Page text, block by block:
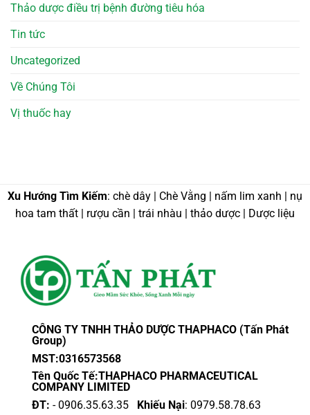
Thảo dược điều trị bệnh đường tiêu hóa
Tin tức
Uncategorized
Về Chúng Tôi
Vị thuốc hay
Xu Hướng Tìm Kiếm: chè dây | Chè Vằng | nấm lim xanh | nụ
hoa tam thất | rượu cần | trái nhàu | thảo dược | Dược liệu
CÔNG TY TNHH THẢO DƯỢC THAPHACO (Tấn Phát
Group)
MST:0316573568
Tên Quốc Tế:THAPHACO PHARMACEUTICAL
COMPANY LIMITED
ĐT: - 0906.35.63.35 Khiếu Nại: 0979.58.78.63